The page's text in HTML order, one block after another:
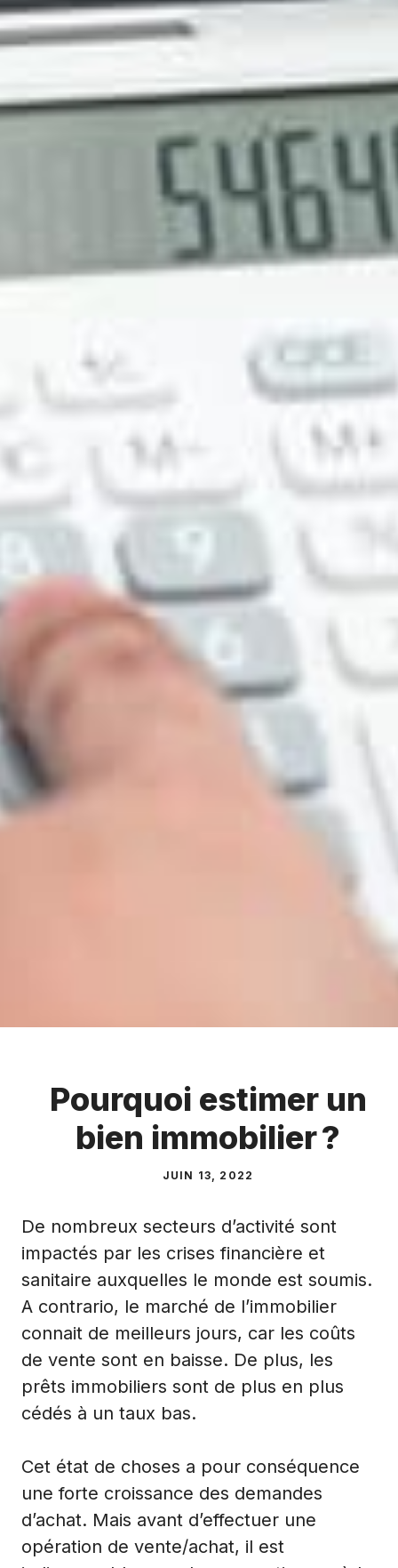
Pourquoi estimer un
bien immobilier ?
JUIN 13, 2022
De nombreux secteurs d’activité sont
impactés par les crises financière et
sanitaire auxquelles le monde est soumis.
A contrario, le marché de l’immobilier
connait de meilleurs jours, car les coûts
de vente sont en baisse. De plus, les
prêts immobiliers sont de plus en plus
cédés à un taux bas.
Cet état de choses a pour conséquence
une forte croissance des demandes
d’achat. Mais avant d’effectuer une
opération de vente/achat, il est